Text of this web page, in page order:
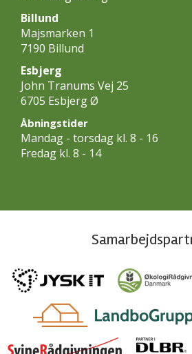
Billund
Majsmarken 1
7190 Billund
Esbjerg
John Tranums Vej 25
6705 Esbjerg Ø
Åbningstider
Mandag - torsdag kl. 8 - 16
Fredag kl. 8 - 14